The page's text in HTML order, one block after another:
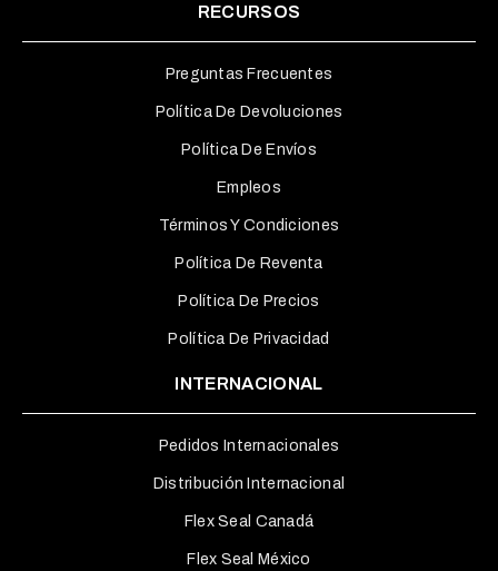
RECURSOS
Preguntas Frecuentes
Política De Devoluciones
Política De Envíos
Empleos
Términos Y Condiciones
Política De Reventa
Política De Precios
Política De Privacidad
INTERNACIONAL
Pedidos Internacionales
Distribución Internacional
Flex Seal Canadá
Flex Seal México